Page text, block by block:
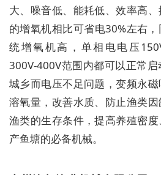
大、噪音低、能耗低、效率高
的增氧机相比可省电30%左右
统增氧机高，单相电电压
300V-400V范围内都可以正常
城乡而电压不足问题，变频永磁
溶氧量，改善水质、防止渔类
渔类的生存条件，提高养殖密
产鱼塘的必备机械。